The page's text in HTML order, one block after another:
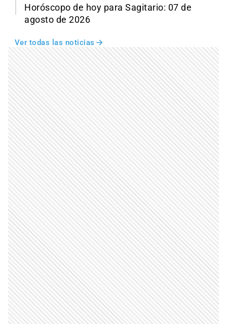
Horóscopo de hoy para Sagitario: 07 de
agosto de 2026
Ver todas las noticias